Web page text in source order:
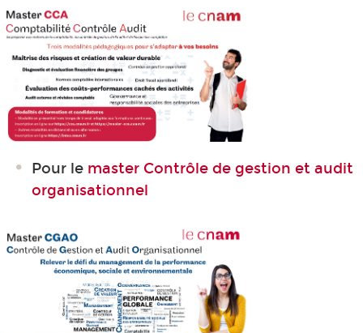
Pour le master Contrôle de gestion et audit
organisationnel